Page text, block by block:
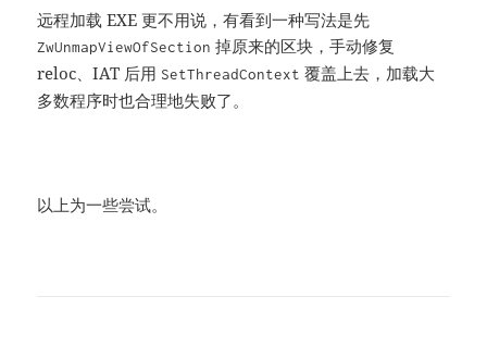
远程加载 EXE 更不用说，有看到一种写法是先
ZwUnmapViewOfSection 掉原来的区块，手动修复
reloc、IAT 后用 SetThreadContext 覆盖上去，加载大
多数程序时也合理地失败了。
以上为一些尝试。